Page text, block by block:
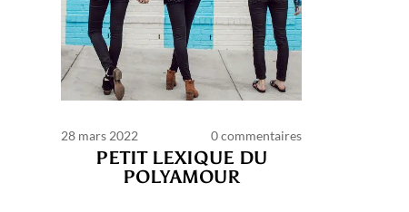
28 mars 2022 0 commentaires
PETIT LEXIQUE DU
POLYAMOUR